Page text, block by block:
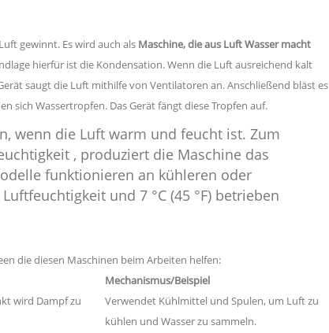
gewinnt. Es wird auch als Maschine, die aus Luft Wasser macht
hierfür ist die Kondensation. Wenn die Luft ausreichend kalt
saugt die Luft mithilfe von Ventilatoren an. Anschließend bläst es
sich Wassertropfen. Das Gerät fängt diese Tropfen auf.
wenn die Luft warm und feucht ist. Zum
, produziert die Maschine das
funktionieren an kühleren oder
und 7 °C (45 °F) betrieben
die diesen Maschinen beim Arbeiten helfen:
Mechanismus/Beispiel
wird Dampf zu
Verwendet Kühlmittel und Spulen, um Luft zu
kühlen und Wasser zu sammeln.